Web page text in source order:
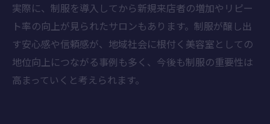
実際に、制服を導入してから新規来店者の増加やリピー
ト率の向上が見られたサロンもあります。制服が醸し出
す安心感や信頼感が、地域社会に根付く美容室としての
地位向上につながる事例も多く、今後も制服の重要性は
高まっていくと考えられます。